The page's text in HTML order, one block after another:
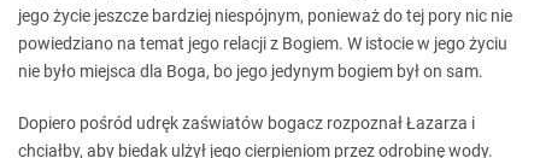
jego życie jeszcze bardziej niespójnym, ponieważ do tej pory nic nie
powiedziano na temat jego relacji z Bogiem. W istocie w jego życiu
nie było miejsca dla Boga, bo jego jedynym bogiem był on sam.
Dopiero pośród udręk zaświatów bogacz rozpoznał Łazarza i
chciałby, aby biedak ulżył jego cierpieniom przez odrobinę wody.